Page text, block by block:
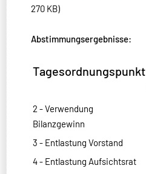
270 KB)
Abstimmungsergebnisse:
Tagesordnungspunkt
2 - Verwendung
Bilanzgewinn
3 - Entlastung Vorstand
4 - Entlastung Aufsichtsrat